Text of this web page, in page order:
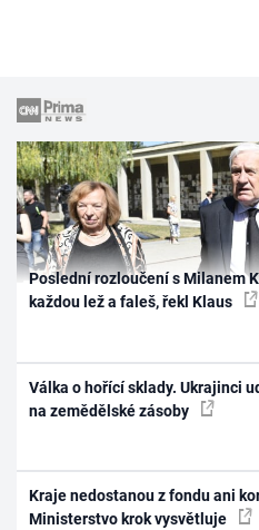
Poslední rozloučení s Milanem
každou lež a faleš, řekl Klaus
Válka o hořící sklady. Ukrajinci
na zemědělské zásoby
Kraje nedostanou z fondu ani
Ministerstvo krok vysvětluje